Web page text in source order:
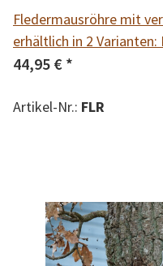
Fledermausröhre mit
erhältlich in 2
Spezial 20 mm
44,95 € *
Artikel-Nr.: FLR